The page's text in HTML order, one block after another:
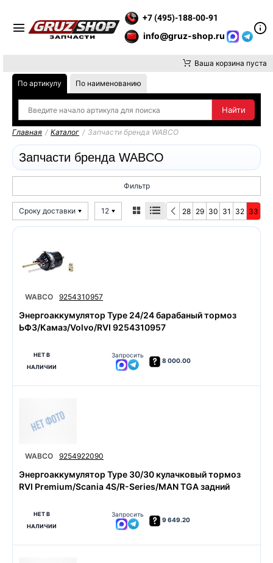
+7 (495)-188-00-91
info@gruz-shop.ru
Ваша корзина пуста
По артикулу По наименованию
Главная / Каталог / Запчасти бренда WABCO
Запчасти бренда WABCO
Фильтр
Сроку доставки 12 28 29 30 31 32 33
WABCO 9254310957
Энергоаккумулятор Type 24/24 барабаный тормоз
ЬФЗ/Камаз/Volvo/RVI 9254310957
НЕТ В
НАЛИЧИИ
Запросить
8 000.00
WABCO 9254922090
Энергоаккумулятор Type 30/30 кулачковый тормоз
RVI Premium/Scania 4S/R-Series/MAN TGA задний
НЕТ В
НАЛИЧИИ
Запросить
9 649.20